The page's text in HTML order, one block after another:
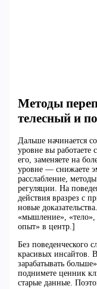
Методы
телесный и
Дальше начинается
уровне вы работаете
его, заменяете на
уровне — снижаете
расслабление,
регуляции. На
действия вразрез с
новые
«мышление»,
опыт» в центр.]
Без поведенческого
красивых инсайтов.
зарабатывать
поднимете ценник
старые данные.